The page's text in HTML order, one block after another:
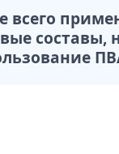
всего
составы,